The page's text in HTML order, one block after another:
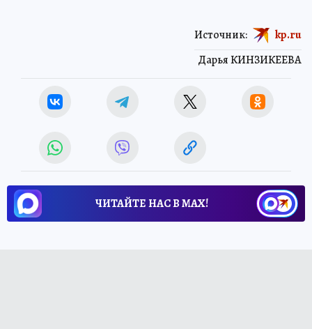
Дарья КИНЗИКЕЕВА
Источник: kp.ru
ЧИТАЙТЕ НАС В МАХ!